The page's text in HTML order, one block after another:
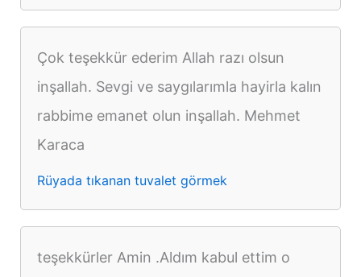
Çok teşekkür ederim Allah razı olsun
inşallah. Sevgi ve saygılarımla hayirla kalın
rabbime emanet olun inşallah. Mehmet
Karaca
Rüyada tıkanan tuvalet görmek
teşekkürler Amin .Aldım kabul ettim o